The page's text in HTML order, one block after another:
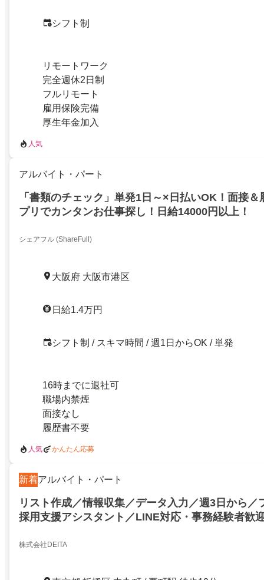
シフト制
リモートワーク
完全週休2日制
フルリモート
雇用保険完備
厚生年金加入
人気
アルバイト・パート
「書類のチェック」単発1日～×日払いOK！面接
プリでカンタンお仕事探し！日給14000円以上！
シェアフル (ShareFull)
大阪府 大阪市港区
日給1.4万円
シフト制 / スキマ時間 / 週1日からOK / 単発
16時までに退社可
職場内禁煙
面接なし
履歴書不要
人気 かんたん応募
新着アルバイト・パート
リスト作成／情報収集／データ入力／週3日から／
採用支援アシスタント／LINE対応・事務経験者歓
株式会社DEITA